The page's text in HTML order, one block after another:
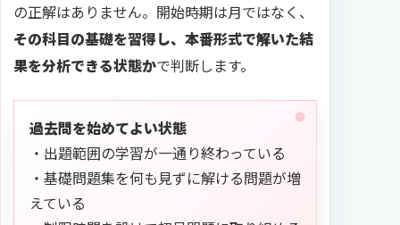
の正解はありません。開始時期は月ではなく、
その科目の基礎を習得し、本番形式で解いた結
果を分析できる状態かで判断します。
過去問を始めてよい状態
・出題範囲の学習が一通り終わっている
・基礎問題集を何も見ずに解ける問題が増
えている